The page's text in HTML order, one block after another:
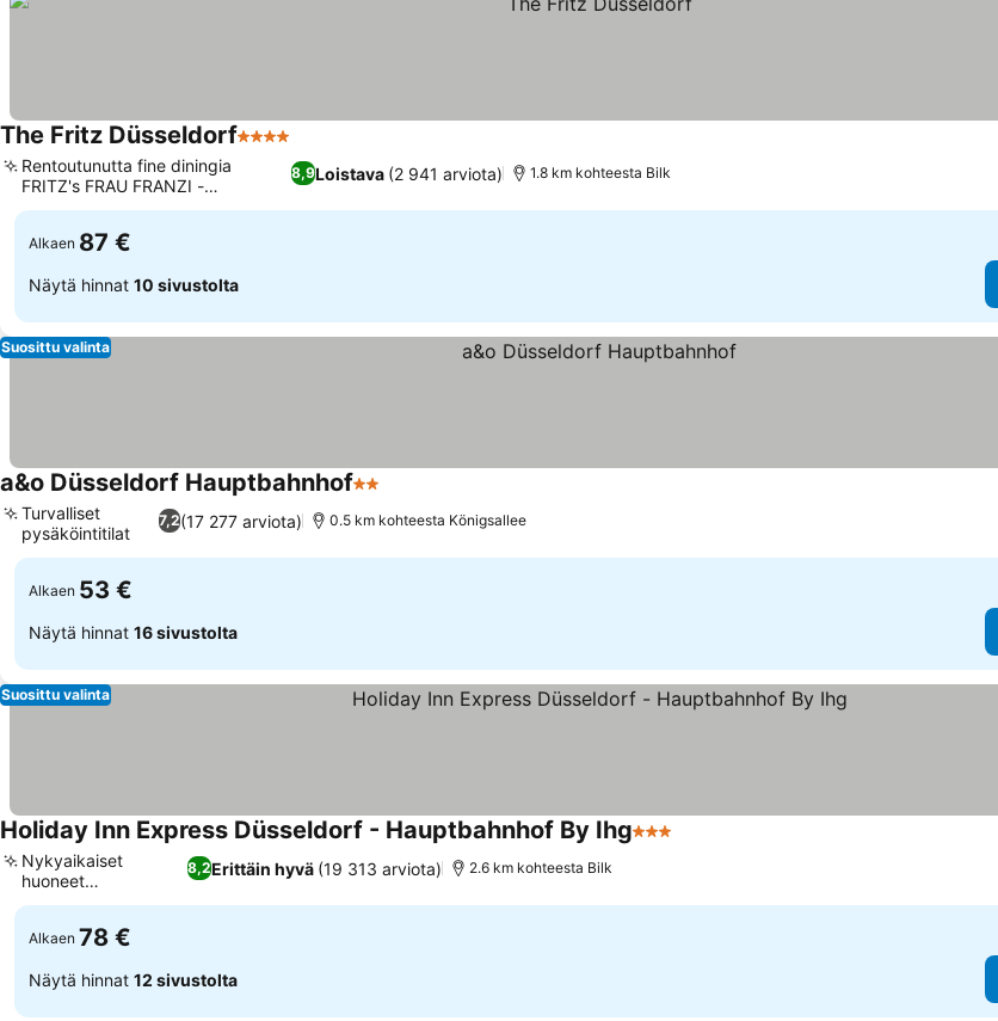
The Fritz Düsseldorf4 Tähtiluokitus
8,9Loistava (2 941 arviota)
Rentoutunutta fine diningia
FRITZ's FRAU FRANZI -
ravintolassa
1.8 km kohteesta Bilk
Alkaen 87 €
Näytä hinnat 10 sivustolta
Suosittu valinta
a&o Düsseldorf Hauptbahnhof2 Tähtiluokitus
7,2(17 277 arviota)
Turvalliset
pysäköintitilat
0.5 km kohteesta Königsallee
Alkaen 53 €
Näytä hinnat 16 sivustolta
Suosittu valinta
Holiday Inn Express Düsseldorf - Hauptbahnhof By Ihg3 Tähtiluokitus
8,2Erittäin hyvä (19 313 arviota)
Nykyaikaiset
huoneet
älytelevisioilla
2.6 km kohteesta Bilk
Alkaen 78 €
Näytä hinnat 12 sivustolta